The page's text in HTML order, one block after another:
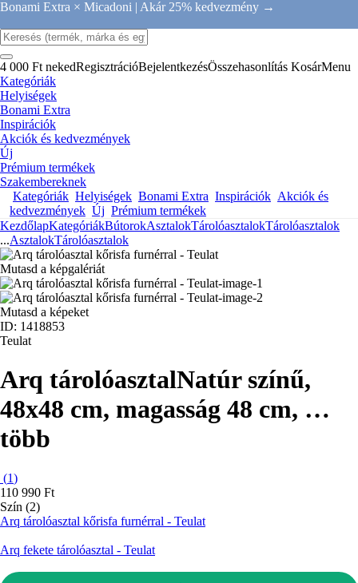
Bonami Extra × Micadoni | Akár 25% kedvezmény →
4 000 Ft nekedRegisztrációBejelentkezésÖsszehasonlítás KosárMenu
Kategóriák
Helyiségek
Bonami Extra
Inspirációk
Akciók és kedvezmények
Új
Prémium termékek
Szakembereknek
Kategóriák Helyiségek Bonami Extra Inspirációk Akciók és
kedvezmények Új Prémium termékek
KezdőlapKategóriákBútorokAsztalokTárolóasztalokTárolóasztalok
...AsztalokTárolóasztalok
Mutasd a képgalériát
Mutasd a képeket
ID: 1418853
Teulat
Arq tárolóasztalNatúr színű,
48x48 cm, magasság 48 cm, …
több
(1)
110 990 Ft
Szín (2)
Arq tárolóasztal kőrisfa furnérral - Teulat
Arq fekete tárolóasztal - Teulat